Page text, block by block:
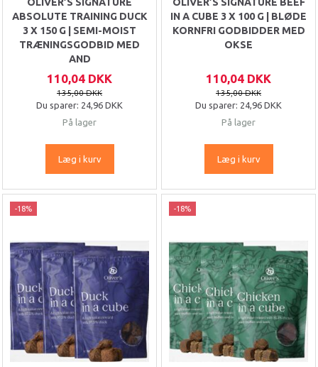
ABSOLUTE TRAINING DUCK
3 X 150 G | SEMI-MOIST
TRÆNINGSGODBID MED
AND
110,04 DKK
135,00 DKK
Du sparer: 24,96 DKK
På lager
Læg i kurv
IN A CUBE 3 X 100 G | BLØDE
KORNFRI GODBIDDER MED
OKSE
110,04 DKK
135,00 DKK
Du sparer: 24,96 DKK
På lager
Læg i kurv
-18% -18%